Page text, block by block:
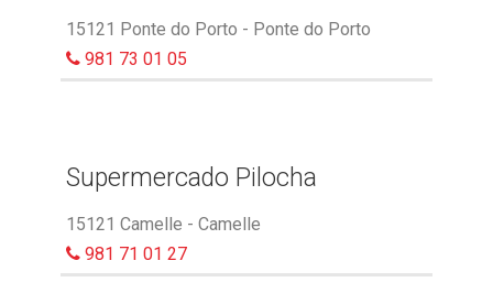
15121 Ponte do Porto - Ponte do Porto
981 73 01 05
Supermercado Pilocha
15121 Camelle - Camelle
981 71 01 27